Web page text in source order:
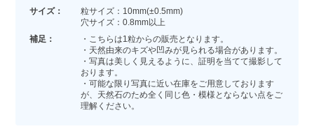
サイズ：
粒サイズ：10mm(±0.5mm)
穴サイズ：0.8mm以上
補足：
・こちらは1粒からの販売となります。
・天然由来のキズや凹みが見られる場合があります。
・写真は美しく見えるように、証明を当てて撮影して
おります。
・可能な限り写真に近い在庫をご用意しております
が、天然石のため全く同じ色・模様とならない点をご
理解ください。